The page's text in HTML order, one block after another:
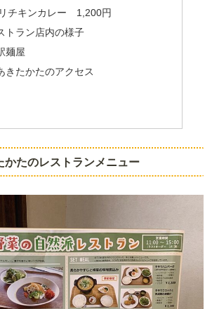
チキンカレー 1,200円
トラン店内の様子
麺屋
きたかたのアクセス
かたのレストランメニュー